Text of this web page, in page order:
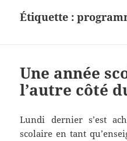
Étiquette :
Une année
l’autre côté
Lundi dernier s’est
scolaire en tant